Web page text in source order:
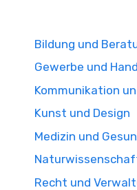
Bildung und
Gewerbe und
Kommunikation
Kunst und Design
Medizin und
Recht und